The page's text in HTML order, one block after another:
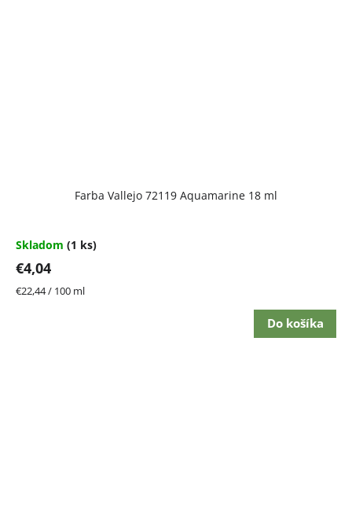
Farba Vallejo 72119 Aquamarine 18 ml
Skladom (1 ks)
€4,04
Jednotková
€22,44 / 100 ml
Do košíka